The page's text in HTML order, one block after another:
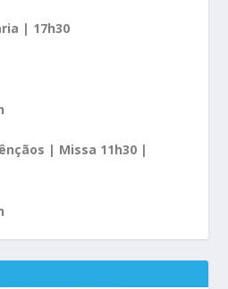
| 17h30
| Missa 11h30 |